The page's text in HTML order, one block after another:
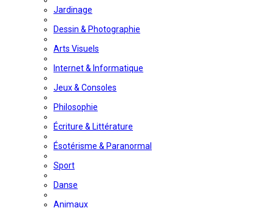
Jardinage
Dessin & Photographie
Arts Visuels
Internet & Informatique
Jeux & Consoles
Philosophie
Écriture & Littérature
Ésotérisme & Paranormal
Sport
Danse
Animaux